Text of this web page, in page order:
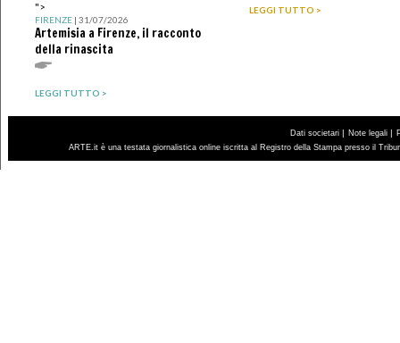
">
FIRENZE| 31/07/2026
Artemisia a Firenze, il racconto
della rinascita
LEGGI TUTTO >
LEGGI TUTTO >
Dati societari Note legali
ARTE.it è una testata giornalistica online iscritta al Registro della Stampa presso il